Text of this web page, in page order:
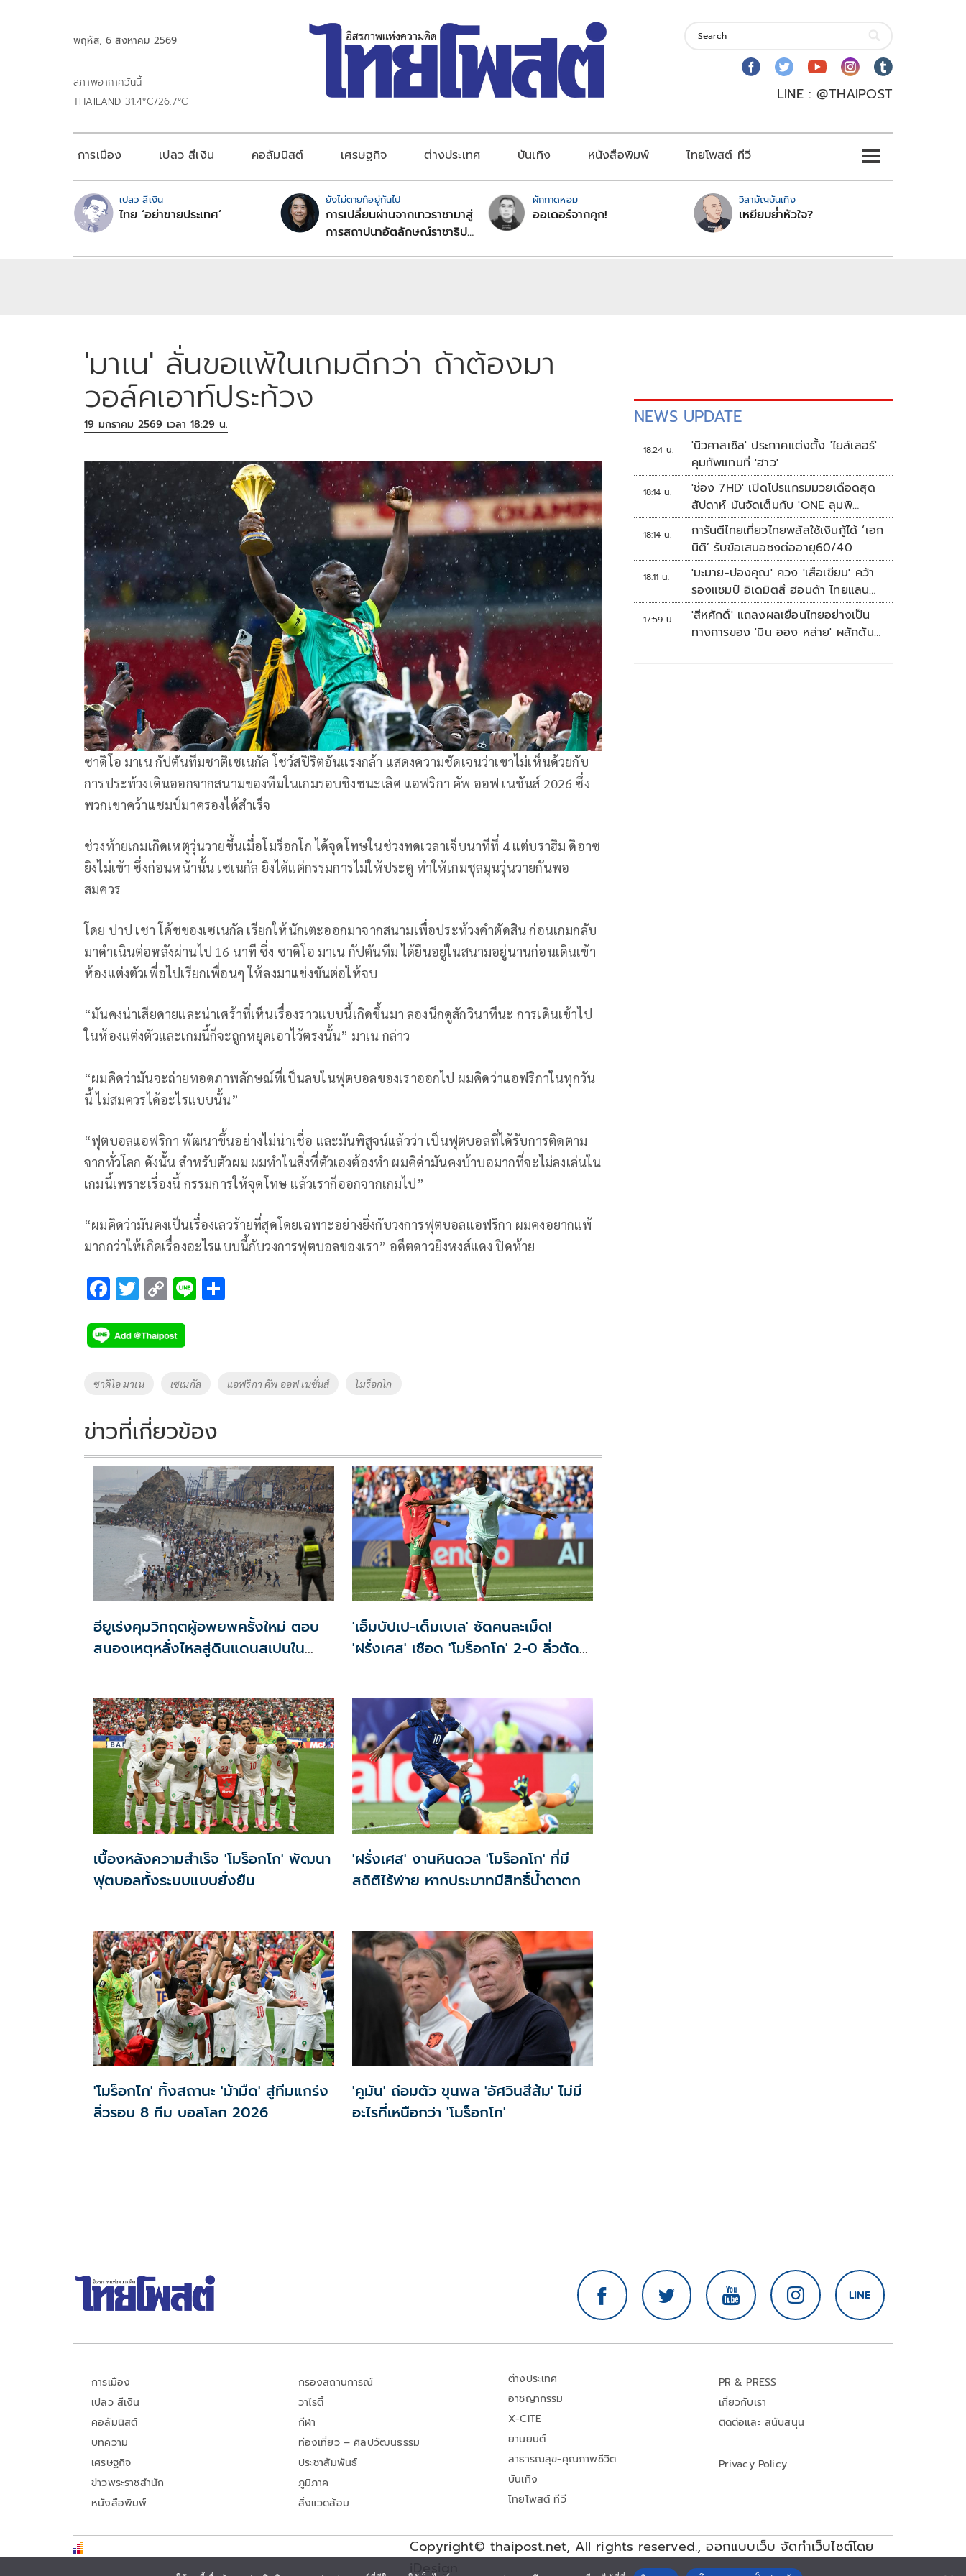
พฤหัส, 6 สิงหาคม 2569
สภาพอากาศวันนี้
THAILAND 31.4°C/26.7°C
LINE : @THAIPOST
การเมือง เปลว สีเงิน คอลัมนิสต์ เศรษฐกิจ ต่างประเทศ บันเทิง หนังสือพิมพ์ ไทยโพสต์ ทีวี
เปลว สีเงิน
ไทย ‘อย่าขายประเทศ’
ยังไม่ตายก็อยู่กันไป
การเปลี่ยนผ่านจากเทวราชามาสู่
การสถาปนาอัตลักษณ์ราชาธิป
ผักกาดหอม
ออเดอร์จากคุก!
วิสามัญบันเทิง
เหยียบย่ำหัวใจ?
'มาเน' ลั่นขอแพ้ในเกมดีกว่า ถ้าต้องมา
วอล์คเอาท์ประท้วง
19 มกราคม 2569 เวลา 18:29 น.
ซาดิโอ มาเน กัปตันทีมชาติเซเนกัล โชว์สปิริตอันแรงกล้า แสดงความชัดเจนว่าเขาไม่เห็นด้วยกับ
การประท้วงเดินออกจากสนามของทีมในเกมรอบชิงชนะเลิศ แอฟริกา คัพ ออฟ เนชันส์ 2026 ซึ่ง
พวกเขาคว้าแชมป์มาครองได้สำเร็จ
ช่วงท้ายเกมเกิดเหตุวุ่นวายขึ้นเมื่อโมร็อกโก ได้จุดโทษในช่วงทดเวลาเจ็บนาทีที่ 4 แต่บราฮิม ดิอาซ
ยิงไม่เข้า ซึ่งก่อนหน้านั้น เซเนกัล ยิงได้แต่กรรมการไม่ให้ประตู ทำให้เกมชุลมุนวุ่นวายกันพอ
สมควร
โดย ปาป เชา โค้ชของเซเนกัล เรียกให้นักเตะออกมาจากสนามเพื่อประท้วงคำตัดสิน ก่อนเกมกลับ
มาดำเนินต่อหลังผ่านไป 16 นาที ซึ่ง ซาดิโอ มาเน กัปตันทีม ได้ยืนอยู่ในสนามอยู่นานก่อนเดินเข้า
ห้องแต่งตัวเพื่อไปเรียกเพื่อนๆ ให้ลงมาแข่งขันต่อให้จบ
“มันคงน่าเสียดายและน่าเศร้าที่เห็นเรื่องราวแบบนี้เกิดขึ้นมา ลองนึกดูสักวินาทีนะ การเดินเข้าไป
ในห้องแต่งตัวและเกมนี้ก็จะถูกหยุดเอาไว้ตรงนั้น” มาเน กล่าว
“ผมคิดว่ามันจะถ่ายทอดภาพลักษณ์ที่เป็นลบในฟุตบอลของเราออกไป ผมคิดว่าแอฟริกาในทุกวัน
นี้ ไม่สมควรได้อะไรแบบนั้น”
“ฟุตบอลแอฟริกา พัฒนาขึ้นอย่างไม่น่าเชื่อ และมันพิสูจน์แล้วว่า เป็นฟุตบอลที่ได้รับการติดตาม
จากทั่วโลก ดังนั้น สำหรับตัวผม ผมทำในสิ่งที่ตัวเองต้องทำ ผมคิด่ามันคงบ้าบอมากที่จะไม่ลงเล่นใน
เกมนี้เพราะเรื่องนี้ กรรมการให้จุดโทษ แล้วเราก็ออกจากเกมไป”
“ผมคิดว่ามันคงเป็นเรื่องเลวร้ายที่สุดโดยเฉพาะอย่างยิ่งกับวงการฟุตบอลแอฟริกา ผมคงอยากแพ้
มากกว่าให้เกิดเรื่องอะไรแบบนี้กับวงการฟุตบอลของเรา” อดีตดาวยิงหงส์แดง ปิดท้าย
F
e
b
o
k
T
tt
er
C
p
y
Li
k
Li
Tags
ซาดิโอ มาเน เซเนกัล แอฟริกา คัพ ออฟ เนชั่นส์ โมร็อกโก
ข่าวที่เกี่ยวข้อง
อียูเร่งคุมวิกฤตผู้อพยพครั้งใหม่ ตอบ
สนองเหตุหลั่งไหลสู่ดินแดนสเปนใน
'เอ็มบัปเป-เด็มเบเล' ซัดคนละเม็ด!
'ฝรั่งเศส' เชือด 'โมร็อกโก' 2-0 ลิ่วตัด
เบื้องหลังความสำเร็จ 'โมร็อกโก' พัฒนา
ฟุตบอลทั้งระบบแบบยั่งยืน
'ฝรั่งเศส' งานหินดวล 'โมร็อกโก' ที่มี
สถิติไร้พ่าย หากประมาทมีสิทธิ์น้ำตาตก
'โมร็อกโก' ทิ้งสถานะ 'ม้ามืด' สู่ทีมแกร่ง
ลิ่วรอบ 8 ทีม บอลโลก 2026
'คูมัน' ถ่อมตัว ขุนพล 'อัศวินสีส้ม' ไม่มี
อะไรที่เหนือกว่า 'โมร็อกโก'
NEWS UPDATE
18:24 น.
'นิวคาสเซิล' ประกาศแต่งตั้ง 'ไยส์เลอร์'
คุมทัพแทนที่ 'ฮาว'
18:14 น.
'ช่อง 7HD' เปิดโปรแกรมมวยเดือดสุด
สัปดาห์ มันจัดเต็มกับ 'ONE ลุมพิ
นี 165-มวยไทย 7 สี'
18:14 น.
การันตีไทยเที่ยวไทยพลัสใช้เงินกู้ได้ ‘เอก
นิติ’ รับข้อเสนอชงต่ออายุ60/40
18:11 น.
'มะมาย-ปองคุณ' ควง 'เสือเขียน' คว้า
รองแชมป์ อิเดมิตสึ ฮอนด้า ไทยแลนด์
ทาเลนต์ คัพ สนาม 3
17:59 น.
'สีหศักดิ์' แถลงผลเยือนไทยอย่างเป็น
ทางการของ 'มิน ออง หล่าย' ผลักดัน
เมียนมากลับสู่อาเซียน
การเมือง
เปลว สีเงิน
คอลัมนิสต์
บทความ
เศรษฐกิจ
ข่าวพระราชสำนัก
หนังสือพิมพ์
กรองสถานการณ์
วาไรตี้
กีฬา
ท่องเที่ยว – ศิลปวัฒนธรรม
ประชาสัมพันธ์
ภูมิภาค
สิ่งแวดล้อม
ต่างประเทศ
อาชญากรรม
X-CITE
ยานยนต์
สาธารณสุข-คุณภาพชีวิต
บันเทิง
ไทยโพสต์ ทีวี
PR & PRESS
เกี่ยวกับเรา
ติดต่อและ สนับสนุน
Privacy Policy
Copyright© thaipost.net, All rights reserved.,ออกแบบเว็บ จัดทำเว็บไซต์โดย
iDesign